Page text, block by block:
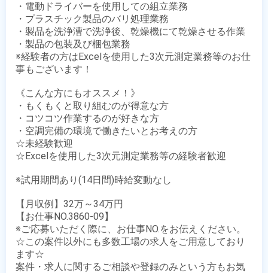
・電動ドライバーを使用しての組立業務
・プラスチック製品のバリ処理業務
・製品を洗浄漕で洗浄後、乾燥機にて乾燥させる作業
・製品の包装及び梱包業務
※経験者の方はExcelを使用した3次元測定業務等のお仕
事もございます！
《こんな方にもオススメ！》
・もくもくと取り組むのが得意な方
・コツコツ作業するのが好きな方
・空調完備の環境で働きたいとお考えの方
☆未経験歓迎
☆Excelを使用した3次元測定業務等の経験者歓迎
※試用期間あり(14日間)時給変動なし
【月収例】32万～34万円
【お仕事NO.3860-09】
※ご応募いただく際に、お仕事NO.をお伝えください。
☆この案件以外にも多数工場の求人をご用意しており
ます☆
案件・求人に関するご相談や登録のみという方もお気